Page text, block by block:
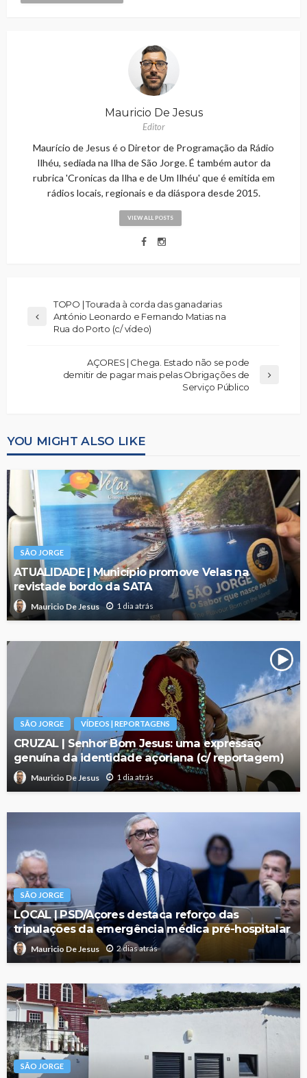
Mauricio De Jesus
Editor
Maurício de Jesus é o Diretor de Programação da Rádio
Ilhéu, sediada na Ilha de São Jorge. É também autor da
rubrica 'Cronicas da Ilha e de Um Ilhéu' que é emitida em
rádios locais, regionais e da diáspora desde 2015.
VIEW ALL POSTS
TOPO | Tourada à corda das ganadarias
António Leonardo e Fernando Matias na
Rua do Porto (c/ vídeo)
AÇORES | Chega. Estado não se pode
demitir de pagar mais pelas Obrigações de
Serviço Público
YOU MIGHT ALSO LIKE
SÃO JORGE
ATUALIDADE | Município promove Velas na
revistade bordo da SATA
Mauricio De Jesus 1 dia atrás
SÃO JORGE VÍDEOS | REPORTAGENS
CRUZAL | Senhor Bom Jesus: uma expressão
genuína da identidade açoriana (c/ reportagem)
Mauricio De Jesus 1 dia atrás
SÃO JORGE
LOCAL | PSD/Açores destaca reforço das
tripulações da emergência médica pré-hospitalar
Mauricio De Jesus 2 dias atrás
SÃO JORGE